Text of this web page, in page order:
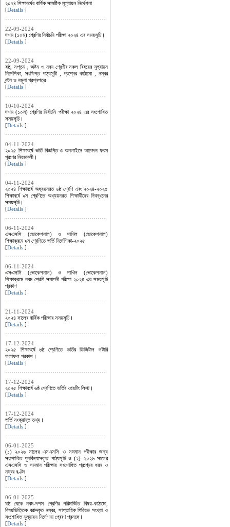
২০২৪ শিক্ষাবর্ষের বার্ষিক সামষ্টিক মূল্যায়ন নির্দেশনা
[Details ]
22-09-2024
দশম (১০ম) শ্রেণির নির্বাচনি পরীক্ষা ২০২৪ এর সময়সূচি।
[Details ]
22-09-2024
ষষ্ঠ, সপ্তম , অষ্টম ও নবম শ্রেণীর সকল বিষয়ের মূল্যায়ন
নির্দেশিকা, সংক্ষিপ্ত পাঠ্যসূচী , প্রশ্নের কাঠামো , নম্বর
বন্টন ও নমুনা প্রশ্নপত্র
[Details ]
10-10-2024
দশম (১০ম) শ্রেণির নির্বাচনি পরীক্ষা ২০২৪ এর সংশোধিত
সময়সূচি।
[Details ]
04-11-2024
২০২৫ শিক্ষাবর্ষে ভর্তি বিজ্ঞপ্তি ও অনলাইনে আবেদন ফরম
পূরণের নিয়মাবলী।
[Details ]
04-11-2024
২০২৪ শিক্ষাবর্ষে অধ্যয়নরত ৬ষ্ঠ শ্রেণি এবং ২০২৪-২০২৫
শিক্ষাবর্ষে ৯ম শ্রেণিতে অধ্যয়নরত শিক্ষার্থীদের নিবন্ধনের
সময়সূচি।
[Details ]
06-11-2024
এসএসসি (ভোকেশনাল) ও দাখিল (ভোকেশনাল)
শিক্ষাক্রমে ৯ম শ্রেণিতে ভর্তি নির্দেশিকা-২০২৫
[Details ]
06-11-2024
এসএসসি (ভোকেশনাল) ও দাখিল (ভোকেশনাল)
শিক্ষাক্রমে নবম শ্রেণি সমাপনী পরীক্ষা ২০২৪ এর সময়সূচি
প্রকাশ
[Details ]
21-11-2024
২০২৪ সালের বার্ষিক পরীক্ষার সময়সূচি।
[Details ]
17-12-2024
২০২৫ শিক্ষাবর্ষে ৬ষ্ঠ শ্রেণিতে ভর্তির ডিজিটাল লটারি
ফলাফল প্রকাশ।
[Details ]
17-12-2024
২০২৫ শিক্ষাবর্ষে ৬ষ্ঠ শ্রেণিতে ভর্তির ওয়েটিং লিস্ট।
[Details ]
17-12-2024
ভর্তি সংক্রান্ত তথ্য।
[Details ]
06-01-2025
(১) ২০২৬ সালের এসএসসি ও সমমান পরীক্ষার জন্য
সংশোধিত পুনর্বিন্যাসকৃত পাঠ্যসূচি ও (২) ২০২৬ সালের
এসএসসি ও সমমান পরীক্ষার সংশোধিত প্রশ্নের ধরন ও
নম্বর বণ্টন
[Details ]
06-01-2025
ষষ্ঠ থেকে নবম-দশম শ্রেণির পরিমার্জিত বিষয়-কাঠামো,
বিষয়ভিত্তিক বরাদ্দকৃত নম্বর, সাপ্তাহিক পিরিয়ড সংখ্যা ও
সংশোধিত মূল্যায়ন নির্দেশনা প্রেরণ প্রসঙ্গে।
[Details ]